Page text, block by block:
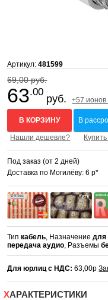
Артикул:481599
69,00 руб.
63.00
руб. +57
В КОРЗИНУ В
Нашли дешевле?
Под заказ (от 2 дней)
Доставка по Могилёву: 6 р*
Типкабель, Назначениедля
передача аудио, Разъемы
Для юрлиц с НДС: 63,00р
ХАРАКТЕРИСТИКИ